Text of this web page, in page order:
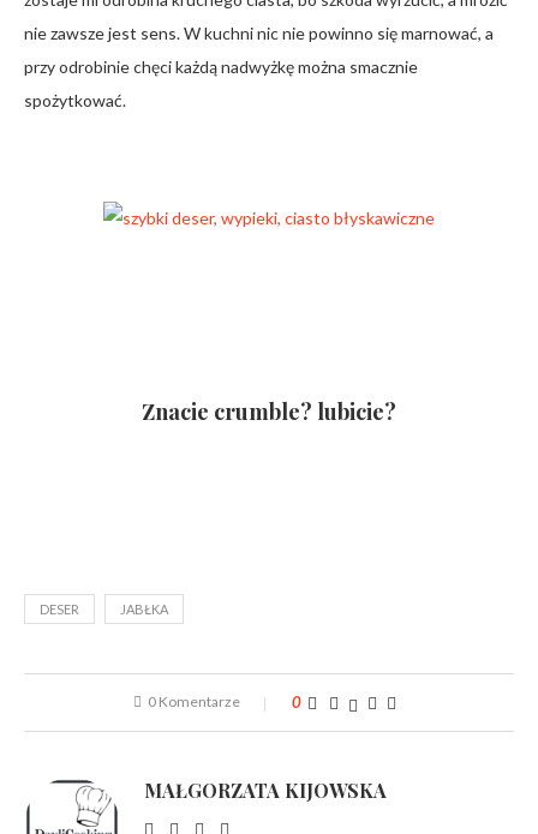
nie zawsze jest sens. W kuchni nic nie powinno się marnować, a
przy odrobinie chęci każdą nadwyżkę można smacznie
spożytkować.
Znacie crumble? lubicie?
DESER JABŁKA
0 Komentarze 0
MAŁGORZATA KIJOWSKA